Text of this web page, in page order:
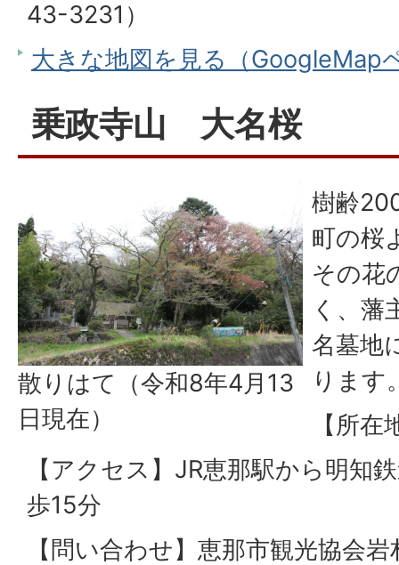
43-3231）
大きな地図を見る（GoogleMap
乗政寺山 大名桜
散りはて（令和8年4月13
日現在）
樹齢
町の桜
その花
く、藩
名墓地
ります
【所
【アクセス】JR恵那駅から明知
歩15分
【問い合わせ】恵那市観光協会